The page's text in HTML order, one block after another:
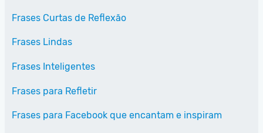
Frases Curtas de Reflexão
Frases Lindas
Frases Inteligentes
Frases para Refletir
Frases para Facebook que encantam e inspiram